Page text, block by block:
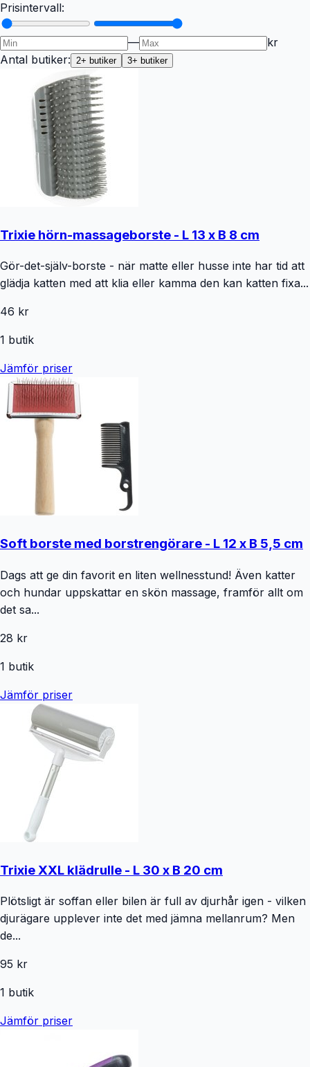
Prisintervall:
—
kr
Antal butiker: 2+ butiker 3+ butiker
Trixie hörn-massageborste - L 13 x B 8 cm
Gör-det-själv-borste - när matte eller husse inte har tid att
glädja katten med att klia eller kamma den kan katten fixa...
46 kr
1 butik
Jämför priser
Soft borste med borstrengörare - L 12 x B 5,5 cm
Dags att ge din favorit en liten wellnesstund! Även katter
och hundar uppskattar en skön massage, framför allt om
det sa...
28 kr
1 butik
Jämför priser
Trixie XXL klädrulle - L 30 x B 20 cm
Plötsligt är soffan eller bilen är full av djurhår igen - vilken
djurägare upplever inte det med jämna mellanrum? Men
de...
95 kr
1 butik
Jämför priser